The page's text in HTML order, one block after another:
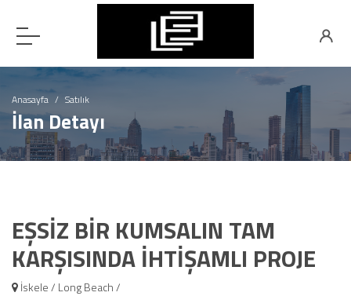
Anasayfa Satılık
İlan Detayı
EŞSİZ BİR KUMSALIN TAM
KARŞISINDA İHTİŞAMLI PROJE
İskele / Long Beach /